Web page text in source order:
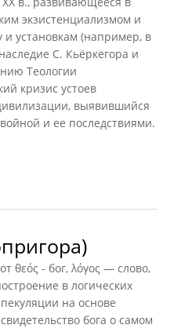
экзистенциализмом и
и установкам (например, в
С. Кьёркегора и
Теологии
кризис устоев
выявившийся
и ее последствиями.
θεός - бог, λόγος — слово,
в логических
на основе
бога о самом